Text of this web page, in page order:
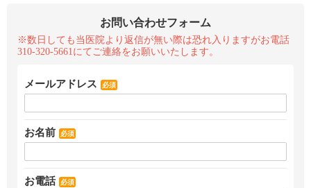
お問い合わせフォーム
※数日しても当医院より返信が無い際は恐れ入りますがお電話
310-320-5661にてご連絡をお願いいたします。
メールアドレス 必須
お名前 必須
お電話 必須